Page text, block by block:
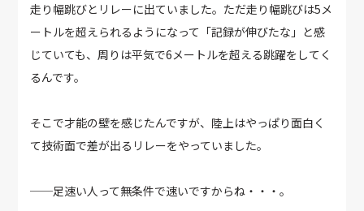
走り幅跳びとリレーに出ていました。ただ走り幅跳びは5メ
ートルを超えられるようになって「記録が伸びたな」と感
じていても、周りは平気で6メートルを超える跳躍をしてく
るんです。
そこで才能の壁を感じたんですが、陸上はやっぱり面白く
て技術面で差が出るリレーをやっていました。
──足速い人って無条件で速いですからね・・・。